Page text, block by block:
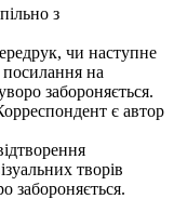
з
чи наступне
на
забороняється.
є автор
творів
забороняється.